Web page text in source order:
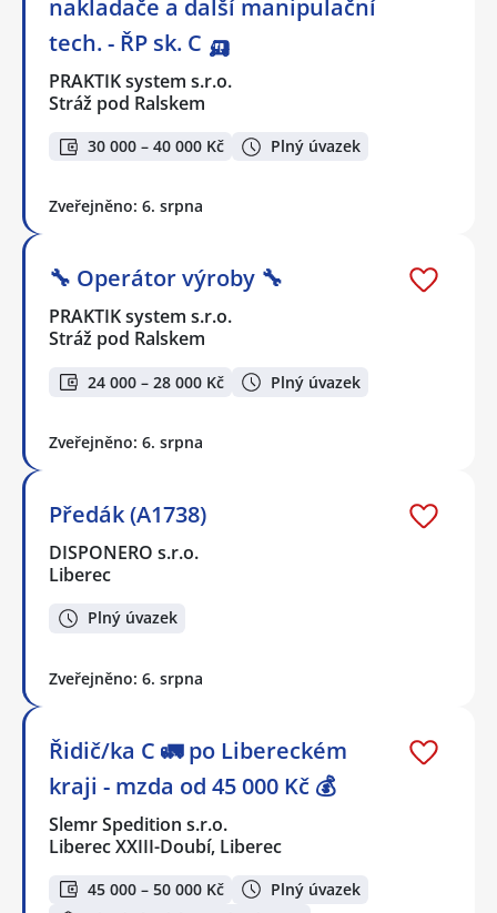
nakladače a další manipulační
tech. - ŘP sk. C 🛺
PRAKTIK system s.r.o.
Stráž pod Ralskem
30 000 – 40 000 Kč Plný úvazek
Zveřejněno: 6. srpna
🔧 Operátor výroby 🔧
PRAKTIK system s.r.o.
Stráž pod Ralskem
24 000 – 28 000 Kč Plný úvazek
Zveřejněno: 6. srpna
Předák (A1738)
DISPONERO s.r.o.
Liberec
Plný úvazek
Zveřejněno: 6. srpna
Řidič/ka C 🚛 po Libereckém
kraji - mzda od 45 000 Kč 💰
Slemr Spedition s.r.o.
Liberec XXIII-Doubí, Liberec
45 000 – 50 000 Kč
Plný úvazek